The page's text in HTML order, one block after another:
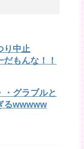
り中止
もんな！！
・グラブルと
るwwwww